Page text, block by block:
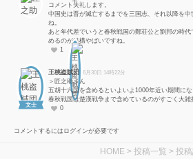
コメント失礼します。
中国史は晋が滅亡するまでを三国志、それ以降を
ね。
あと年代差でいうと春秋戦国の鄭荘公と劉邦の時
めるのが結構やばいですね。
1
文士
王桃盗賊団 6月30日 14時22分
＞匠之助さん
五胡十六国を含めるといよいよ1000年近い期間に
春秋戦国は楚漢戦争まで含めているのがすごく大
0
コメントするにはログインが必要です
HOME > 投稿一覧 > 投